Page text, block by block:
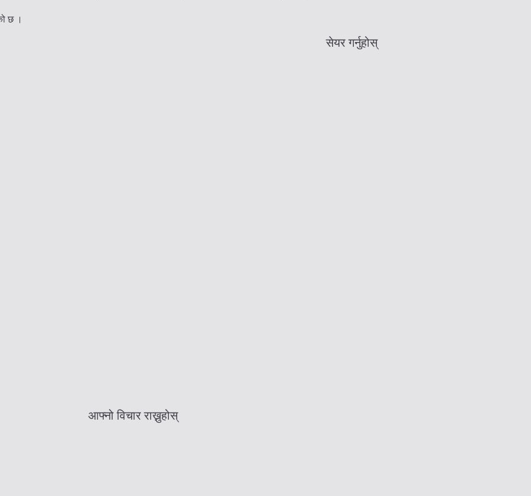
छ ।
सेयर गर्नुहोस्
आफ्नो विचार राख्नुहोस्